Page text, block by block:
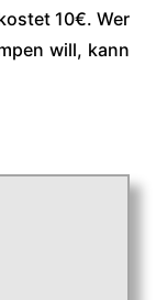
10€. Wer
will, kann